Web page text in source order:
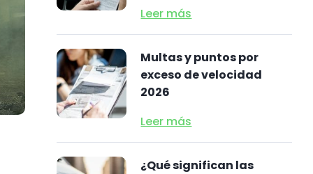
Leer más
Multas y puntos por
exceso de velocidad
2026
Leer más
¿Qué significan las